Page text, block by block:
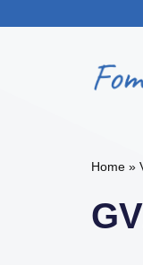
Home »